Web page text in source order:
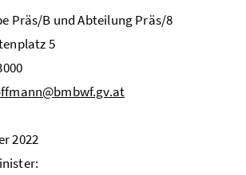
Präs/B und Abteilung Präs/8
5
2022